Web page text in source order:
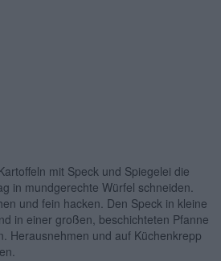
mit Speck und Spiegelei die
in mundgerechte Würfel schneiden.
und fein hacken. Den Speck in kleine
in einer großen, beschichteten Pfanne
Herausnehmen und auf Küchenkrepp